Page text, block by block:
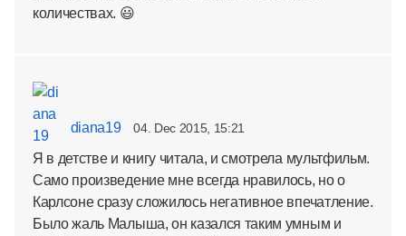
количествах. 😃
diana19 04. Dec 2015, 15:21
Я в детстве и книгу читала, и смотрела мультфильм.
Само произведение мне всегда нравилось, но о
Карлсоне сразу сложилось негативное впечатление.
Было жаль Малыша, он казался таким умным и